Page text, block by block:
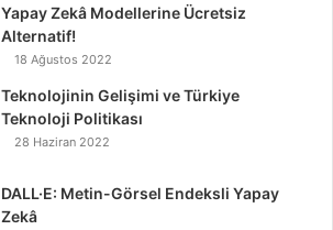
Yapay Zekâ Modellerine Ücretsiz
Alternatif!
18 Ağustos 2022
Teknolojinin Gelişimi ve Türkiye
Teknoloji Politikası
28 Haziran 2022
DALL·E: Metin-Görsel Endeksli Yapay
Zekâ